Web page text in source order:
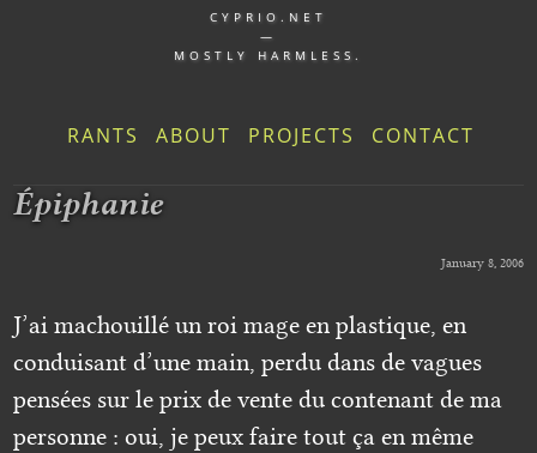
CYPRIO.NET
—
MOSTLY HARMLESS.
RANTS ABOUT PROJECTS CONTACT
Épiphanie
January 8, 2006
J’ai machouillé un roi mage en plastique, en
conduisant d’une main, perdu dans de vagues
pensées sur le prix de vente du contenant de ma
personne : oui, je peux faire tout ça en même